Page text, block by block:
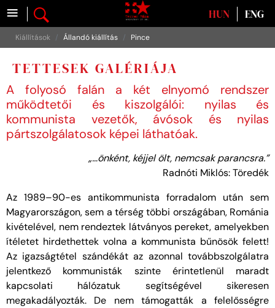
≡ Válasszon nyelvet
HUN ENG
Kiállítások Állandó kiállítás Pince
TETTESEK GALÉRIÁJA
A folyosó falán a két elnyomó rendszer
működtetői és kiszolgálói: nyilas és
kommunista vezetők, ávósok és nyilas
pártszolgálatosok képei láthatóak.
„…önként, kéjjel ölt, nemcsak parancsra.”
Radnóti Miklós: Töredék
Az 1989–90-es antikommunista forradalom után sem
Magyarországon, sem a térség többi országában, Románia
kivételével, nem rendeztek látványos pereket, amelyekben
ítéletet hirdethettek volna a kommunista bűnösök felett!
Az igazságtétel szándékát az azonnal továbbszolgálatra
jelentkező kommunisták szinte érintetlenül maradt
kapcsolati hálózatuk segítségével sikeresen
megakadályozták. De nem támogatták a felelősségre